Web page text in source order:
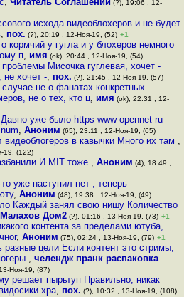
(?), 19:06 , 12-
исхода видеоблохеров и не будет
, пох. (?), 20:19 , 12-Ноя-19, (52) +1
кормчий у гугла и у блохеров немного
п, имя (ok), 20:44 , 12-Ноя-19, (54)
Мисочка гуглевая, хочет -
не хочет -, пох. (?), 21:45 , 12-Ноя-19, (57)
не о фанатах конкретных
не о тех, кто ц, имя (ok), 22:31 , 12-
уже было https www opennet ru
, Аноним (65), 23:11 , 12-Ноя-19, (65)
видеоблогеров в кавычки Много их там ,
19, (122)
И MIT тоже , Аноним (4), 18:49 ,
уже наступил нет , теперь
, Аноним (48), 19:38 , 12-Ноя-19, (49)
Каждый занял свою нишу Количество
Малахов Дом2(?), 01:16 , 13-Ноя-19, (73) +1
контента за пределами ютуба,
,Аноним (75), 02:24 , 13-Ноя-19, (79) +1
разные цели Если контент это стримы,
, челендж пранк распаковка
Ноя-19, (87)
решает пырьтуп Правильно, никак
хра, пох. (?), 10:32 , 13-Ноя-19, (108)